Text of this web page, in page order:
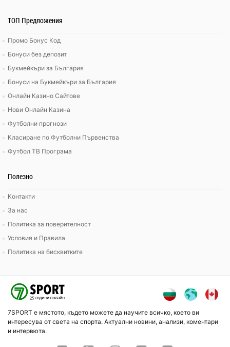
ТОП Предложения
Промо Бонус Код
Бонуси без депозит
Букмейкъри за България
Бонуси на Букмейкъри за България
Онлайн Казино Сайтове
Нови Онлайн Казина
Футболни прогнози
Класиране по Футболни Първенства
Футбол ТВ Програма
Полезно
Контакти
За нас
Политика за поверителност
Условия и Правила
Политика на бисквитките
7SPORT е мястото, където можете да научите всичко, което ви
интересува от света на спорта. Актуални новини, анализи, коментари
и интервюта.